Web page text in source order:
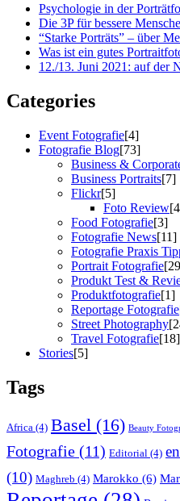
Psychologie in der
Die 3P für bessere
“Starke Porträts” – über
Was ist ein gutes
12./13. Juni 2021: auf der
Categories
Event Fotografie[4]
Fotografie Blog[73]
Business &
Business Portraits[7]
Flickr[5]
Foto Review
Food Fotografie[3]
Fotografie News[11]
Fotografie Praxis
Portrait Fotografie
Produkt Test &
Produktfotografie[1]
Reportage Fotografie
Street Photography
Travel Fotografie[18]
Stories[5]
Tags
Africa (4) Basel (16) Beauty
Fotografie (11) Editorial (4)
(10) Maghreb (4) Marokko (6)